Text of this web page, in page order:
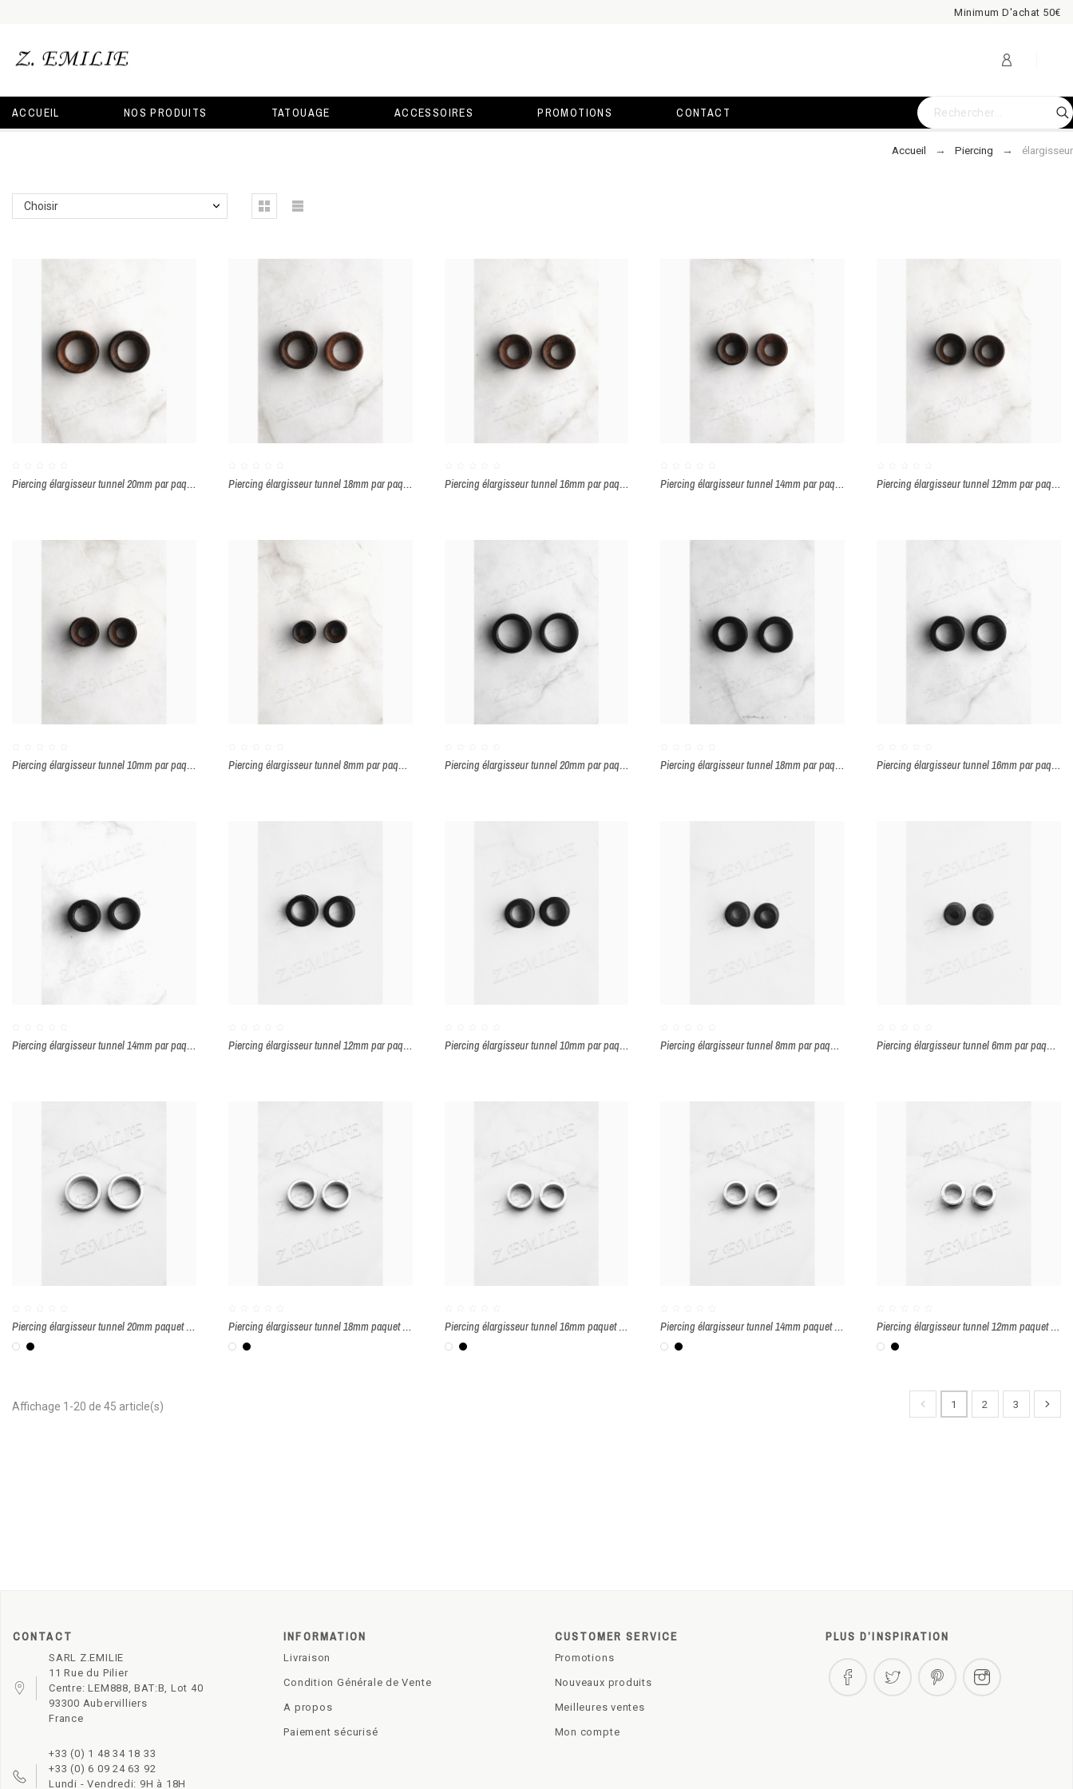
Minimum D'achat 50€
ACCUEIL NOS PRODUITS TATOUAGE ACCESSOIRES PROMOTIONS CONTACT
Accueil Piercing élargisseur
Choisir
Piercing élargisseur tunnel 20mm par paquet de 2 pièces Piercing élargisseur tunnel 18mm par paquet de 2 pièces Piercing élargisseur tunnel 16mm par paquet de 2 pièces Piercing élargisseur tunnel 14mm par paquet de 2 pièces Piercing élargisseur tunnel 12mm par paquet de 2 pièces
Piercing élargisseur tunnel 10mm par paquet de 2 pièces Piercing élargisseur tunnel 8mm par paquet de 2 pièces Piercing élargisseur tunnel 20mm par paquet de 2 pièces Piercing élargisseur tunnel 18mm par paquet de 2 pièces Piercing élargisseur tunnel 16mm par paquet de 2 pièces
Piercing élargisseur tunnel 14mm par paquet de 2 pièces Piercing élargisseur tunnel 12mm par paquet de 2 pièces Piercing élargisseur tunnel 10mm par paquet de 2 pièces Piercing élargisseur tunnel 8mm par paquet de 2 pièces Piercing élargisseur tunnel 6mm par paquet de 2 pièces
Piercing élargisseur tunnel 20mm paquet de 2 pièces
Blanc
Noir
Piercing élargisseur tunnel 18mm paquet de 2 pièces
Blanc
Noir
Piercing élargisseur tunnel 16mm paquet de 2 pièces
Blanc
Noir
Piercing élargisseur tunnel 14mm paquet de 2 pièces
Blanc
Noir
Piercing élargisseur tunnel 12mm paquet de 2 pièces
Blanc
Noir
Affichage 1-20 de 45 article(s) 1 2 3
CONTACT
SARL Z.EMILIE
11 Rue du Pilier
Centre: LEM888, BAT:B, Lot 40
93300 Aubervilliers
France
+33 (0) 1 48 34 18 33
+33 (0) 6 09 24 63 92
Lundi - Vendredi: 9H à 18H
INFORMATION
Livraison
Condition Générale de Vente
A propos
Paiement sécurisé
CUSTOMER SERVICE
Promotions
Nouveaux produits
Meilleures ventes
Mon compte
PLUS D’INSPIRATION